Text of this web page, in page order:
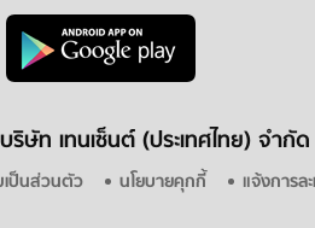
ริษัท เทนเซ็นต์ (ประเทศไทย) จำกัด
เป็นส่วนตัว นโยบายคุกกี้ แจ้งการล